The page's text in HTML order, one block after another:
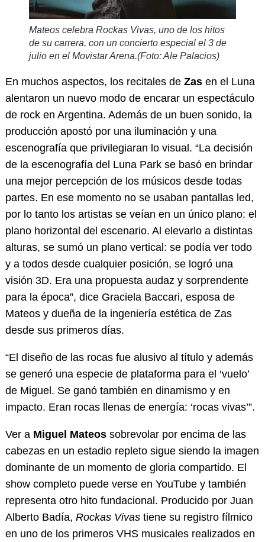
Mateos celebra Rockas Vivas, uno de los hitos
de su carrera, con un concierto especial el 3 de
julio en el Movistar Arena.(Foto: Ale Palacios)
En muchos aspectos, los recitales de Zas en el Luna
alentaron un nuevo modo de encarar un espectáculo
de rock en Argentina. Además de un buen sonido, la
producción apostó por una iluminación y una
escenografía que privilegiaran lo visual. “La decisión
de la escenografía del Luna Park se basó en brindar
una mejor percepción de los músicos desde todas
partes. En ese momento no se usaban pantallas led,
por lo tanto los artistas se veían en un único plano: el
plano horizontal del escenario. Al elevarlo a distintas
alturas, se sumó un plano vertical: se podía ver todo
y a todos desde cualquier posición, se logró una
visión 3D. Era una propuesta audaz y sorprendente
para la época”, dice Graciela Baccari, esposa de
Mateos y dueña de la ingeniería estética de Zas
desde sus primeros días.
“El diseño de las rocas fue alusivo al título y además
se generó una especie de plataforma para el ‘vuelo’
de Miguel. Se ganó también en dinamismo y en
impacto. Eran rocas llenas de energía: ‘rocas vivas’”.
Ver a Miguel Mateossobrevolar por encima de las
cabezas en un estadio repleto sigue siendo la imagen
dominante de un momento de gloria compartido. El
show completo puede verse en YouTube y también
representa otro hito fundacional. Producido por Juan
Alberto Badía, Rockas Vivastiene su registro fílmico
en uno de los primeros VHS musicales realizados en